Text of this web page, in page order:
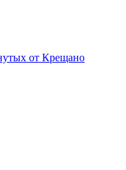
от Крещано